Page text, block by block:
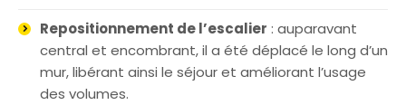
Repositionnement de l’escalier : auparavant
central et encombrant, il a été déplacé le long d’un
mur, libérant ainsi le séjour et améliorant l’usage
des volumes.